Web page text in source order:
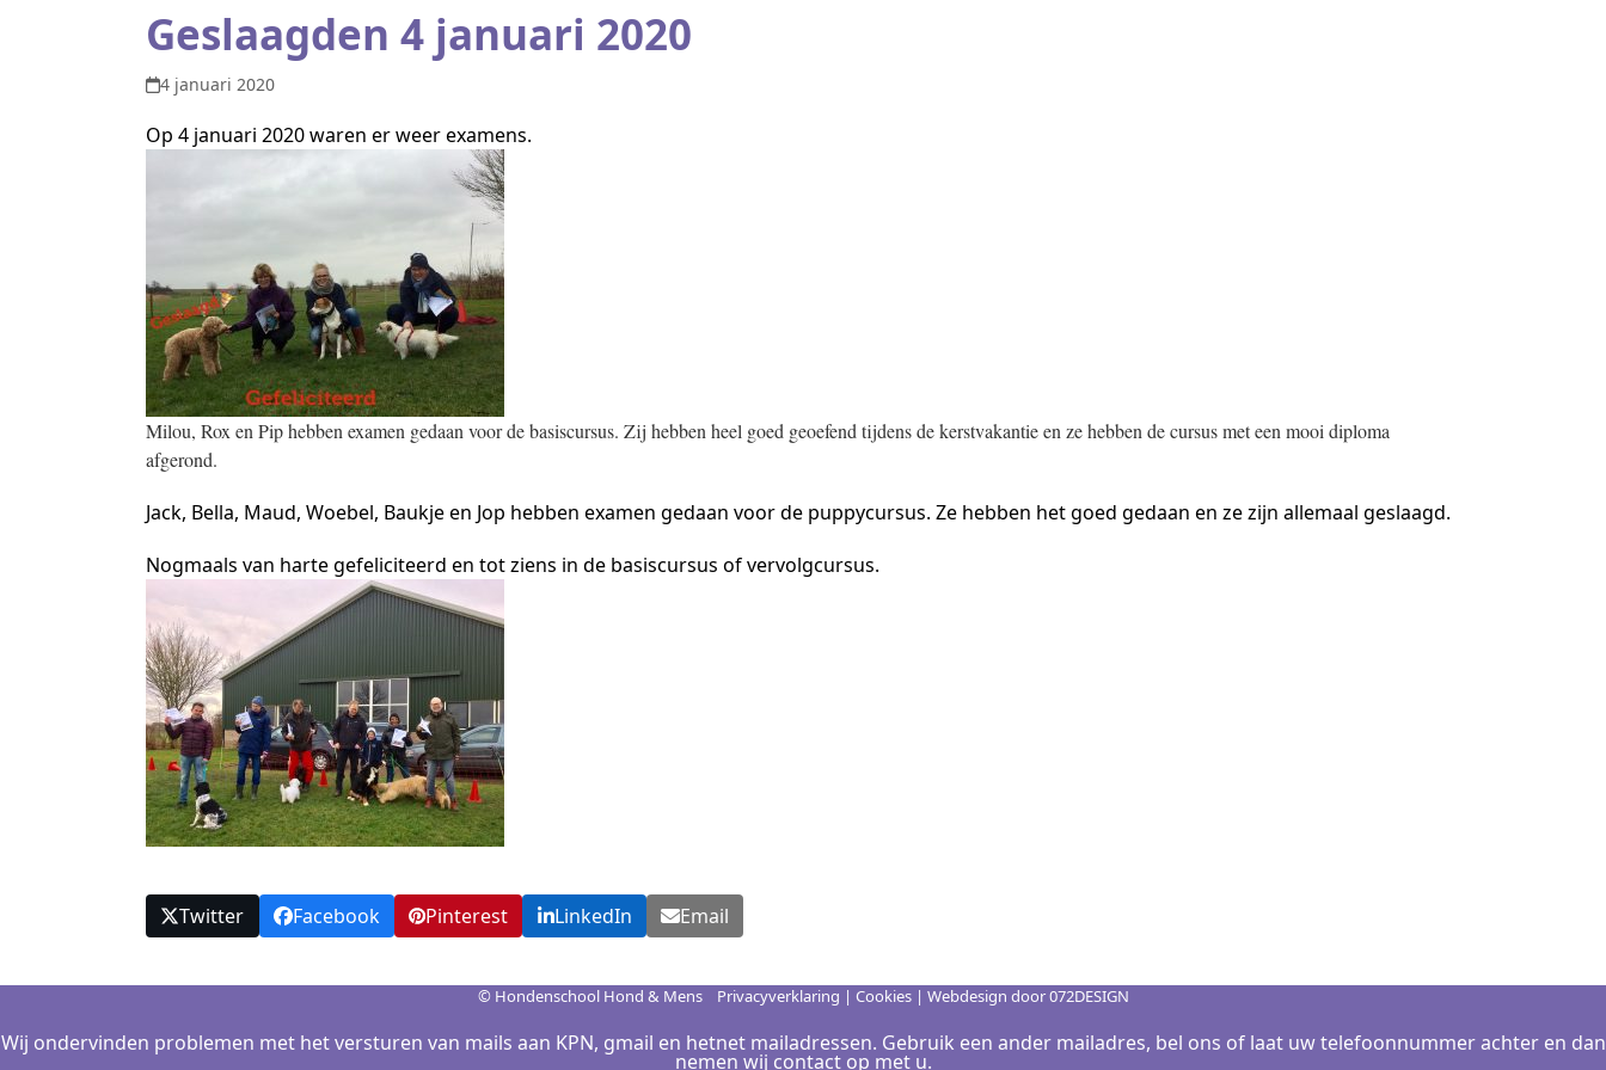
Geslaagden 4 januari 2020
4 januari 2020
Op 4 januari 2020 waren er weer examens.
Milou, Rox en Pip hebben examen gedaan voor de basiscursus. Zij hebben heel goed geoefend tijdens de kerstvakantie en ze hebben de cursus met een mooi diploma
afgerond.
Jack, Bella, Maud, Woebel, Baukje en Jop hebben examen gedaan voor de puppycursus. Ze hebben het goed gedaan en ze zijn allemaal geslaagd.
Nogmaals van harte gefeliciteerd en tot ziens in de basiscursus of vervolgcursus.
Twitter Facebook Pinterest LinkedIn Email
© Hondenschool Hond & Mens Privacyverklaring | Cookies| Webdesign door072DESIGN
Wij ondervinden problemen met het versturen van mails aan KPN, gmail en hetnet mailadressen. Gebruik een ander mailadres, bel ons of laat uw telefoonnummer achter en dan
nemen wij contact op met u.